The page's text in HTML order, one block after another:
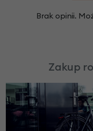
Brak opinii.
Zakup